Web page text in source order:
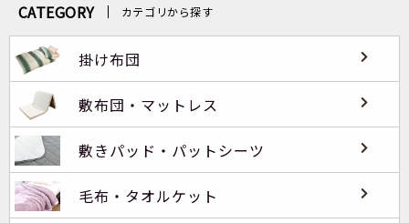
CATEGORY カテゴリから探す
掛け布団
敷布団・マットレス
敷きパッド・パットシーツ
毛布・タオルケット